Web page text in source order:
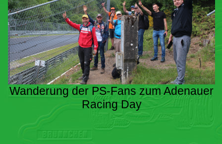
Wanderung der PS-Fans zum Adenauer
Racing Day